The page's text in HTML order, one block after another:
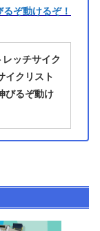
ぞ動けるぞ！
レッチサイク
イクリスト
びるぞ動け